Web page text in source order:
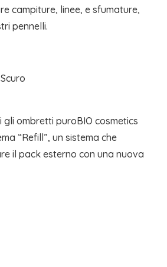
campiture, linee, e sfumature,
pennelli.
ombretti puroBIO cosmetics
“Refill”, un sistema che
il pack esterno con una nuova